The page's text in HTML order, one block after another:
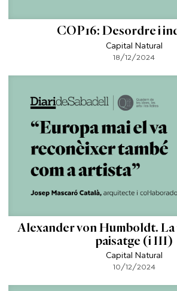
COP16: Desordre i
Capital Natural
18/12/2024
Alexander von Humboldt. La
paisatge (i III)
Capital Natural
10/12/2024